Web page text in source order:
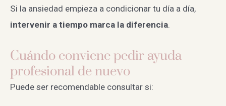
Si la ansiedad empieza a condicionar tu día a día,
intervenir a tiempo marca la diferencia
Cuándo conviene pedir ayuda
profesional de nuevo
Puede ser recomendable consultar si: